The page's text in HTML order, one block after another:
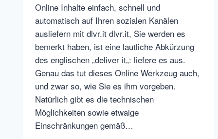
Online Inhalte einfach, schnell und
automatisch auf Ihren sozialen Kanälen
ausliefern mit dlvr.it dlvr.it, Sie werden es
bemerkt haben, ist eine lautliche Abkürzung
des englischen „deliver it„: liefere es aus.
Genau das tut dieses Online Werkzeug auch,
und zwar so, wie Sie es ihm vorgeben.
Natürlich gibt es die technischen
Möglichkeiten sowie etwaige
Einschränkungen gemäß…